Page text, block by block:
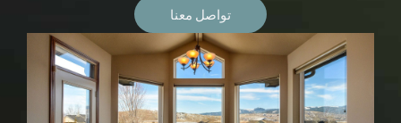
تواصل معنا